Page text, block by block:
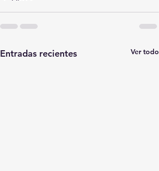
Entradas recientes Ver todo